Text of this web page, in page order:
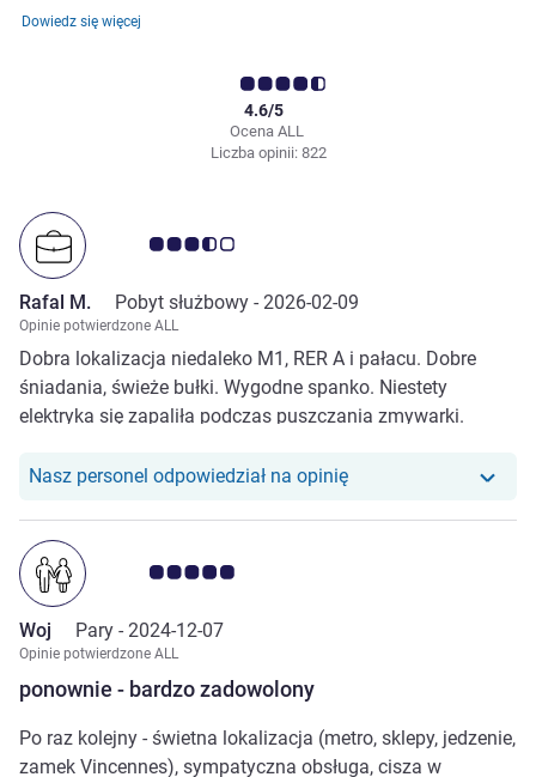
Dowiedz się więcej
Ocena ALL
4.6/5
Liczba opinii: 822
Ocena klientów 3.5/5
Rafal M. Pobyt służbowy - 2026-02-09
Opinie potwierdzone ALL
Dobra lokalizacja niedaleko M1, RER A i pałacu. Dobre
śniadania, świeże bułki. Wygodne spanko. Niestety
elektryka się zapaliła podczas puszczania zmywarki.
Nasz personel odpowiedział na opinię
ponownie - bardzo zadowolony
Ocena klientów 5.0/5
Woj Pary - 2024-12-07
Opinie potwierdzone ALL
Po raz kolejny - świetna lokalizacja (metro, sklepy, jedzenie,
zamek Vincennes), sympatyczna obsługa, cisza w